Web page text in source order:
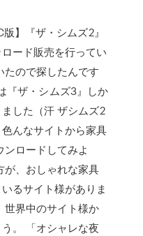
】『ザ・シムズ2』
ード販売を行ってい
たので探したんです
『ザ・シムズ3』しか
した（汗 ザシムズ2
んなサイトから家具
ロードしてみよ
が、おしゃれな家具
るサイト様がありま
界中のサイト様か
。 「オシャレな夜